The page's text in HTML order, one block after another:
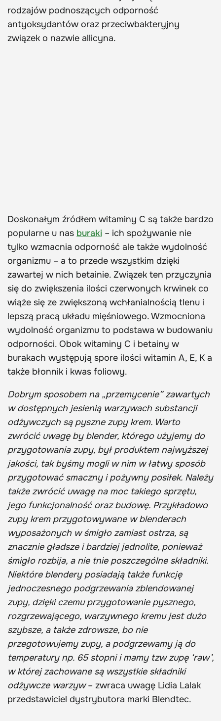
rodzajów podnoszących odporność
antyoksydantów oraz przeciwbakteryjny
związek o nazwie allicyna.
Doskonałym źródłem witaminy C są także bardzo
popularne u nas buraki – ich spożywanie nie
tylko wzmacnia odporność ale także wydolność
organizmu – a to przede wszystkim dzięki
zawartej w nich betainie. Związek ten przyczynia
się do zwiększenia ilości czerwonych krwinek co
wiąże się ze zwiększoną wchłanialnością tlenu i
lepszą pracą układu mięśniowego. Wzmocniona
wydolność organizmu to podstawa w budowaniu
odporności. Obok witaminy C i betainy w
burakach występują spore ilości witamin A, E, K a
także błonnik i kwas foliowy.
Dobrym sposobem na „przemycenie” zawartych
w dostępnych jesienią warzywach substancji
odżywczych są pyszne zupy krem. Warto
zwrócić uwagę by blender, którego użyjemy do
przygotowania zupy, był produktem najwyższej
jakości, tak byśmy mogli w nim w łatwy sposób
przygotować smaczny i pożywny posiłek. Należy
także zwrócić uwagę na moc takiego sprzętu,
jego funkcjonalność oraz budowę. Przykładowo
zupy krem przygotowywane w blenderach
wyposażonych w śmigło zamiast ostrza, są
znacznie gładsze i bardziej jednolite, ponieważ
śmigło rozbija, a nie tnie poszczególne składniki.
Niektóre blendery posiadają także funkcję
jednoczesnego podgrzewania zblendowanej
zupy, dzięki czemu przygotowanie pysznego,
rozgrzewającego, warzywnego kremu jest dużo
szybsze, a także zdrowsze, bo nie
przegotowujemy zupy, a podgrzewamy ją do
temperatury np. 65 stopni i mamy tzw zupę ‘raw’,
w której zachowane są wszystkie składniki
odżywcze warzyw– zwraca uwagę Lidia Lalak
przedstawiciel dystrybutora marki Blendtec.